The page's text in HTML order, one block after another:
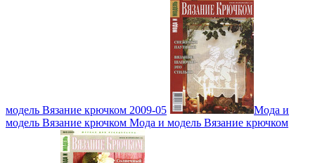
модель Вязание крючком 2009-05
Мода и
модель Вязание крючком Мода и модель Вязание крючком